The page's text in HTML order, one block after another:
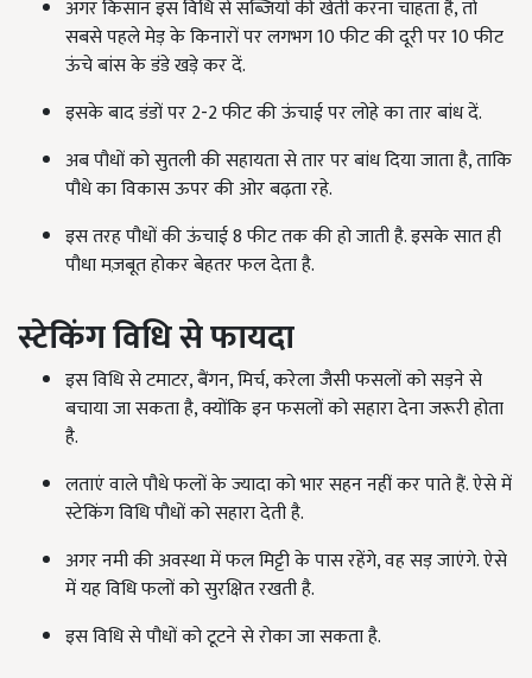
अगर किसान इस विधि से सब्जियों की खेती करना चाहता है, तो
सबसे पहले मेड़ के किनारों पर लगभग 10 फीट की दूरी पर 10 फीट
ऊंचे बांस के डंडे खड़े कर दें.
इसके बाद डंडों पर 2-2 फीट की ऊंचाई पर लोहे का तार बांध दें.
अब पौधों को सुतली की सहायता से तार पर बांध दिया जाता है, ताकि
पौधे का विकास ऊपर की ओर बढ़ता रहे.
इस तरह पौधों की ऊंचाई 8 फीट तक की हो जाती है. इसके सात ही
पौधा मज़बूत होकर बेहतर फल देता है.
स्टेकिंग विधि से फायदा
इस विधि से टमाटर, बैंगन, मिर्च, करेला जैसी फसलों को सड़ने से
बचाया जा सकता है, क्योंकि इन फसलों को सहारा देना जरूरी होता
है.
लताएं वाले पौधे फलों के ज्यादा को भार सहन नहीं कर पाते हैं. ऐसे में
स्टेकिंग विधि पौधों को सहारा देती है.
अगर नमी की अवस्था में फल मिट्टी के पास रहेंगे, वह सड़ जाएंगे. ऐसे
में यह विधि फलों को सुरक्षित रखती है.
इस विधि से पौधों को टूटने से रोका जा सकता है.